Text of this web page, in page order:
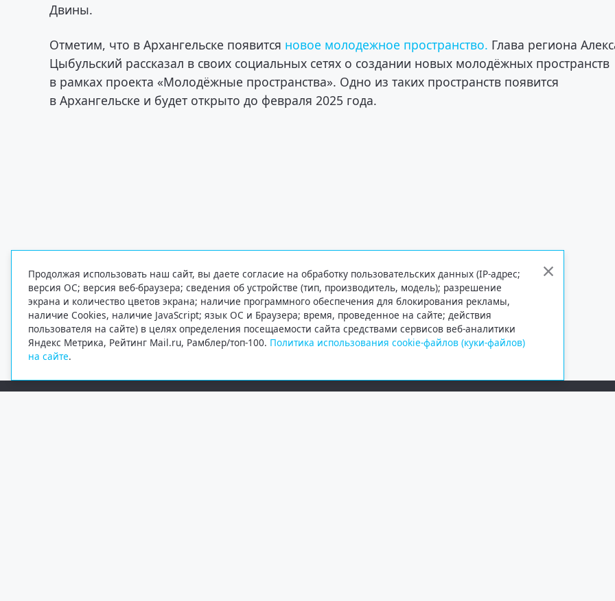
Двины.
Отметим, что в Архангельске появится новое молодежное пространство. Глава региона
Цыбульский рассказал в своих социальных сетях о создании новых молодёжных пространств
в рамках проекта «Молодёжные пространства». Одно из таких пространств появится
в Архангельске и будет открыто до февраля 2025 года.
Продолжая использовать наш сайт, вы даете согласие на обработку пользовательских данных (IP-адрес;
версия ОС; версия веб-браузера; сведения об устройстве (тип, производитель, модель); разрешение
экрана и количество цветов экрана; наличие программного обеспечения для блокирования рекламы,
наличие Cookies, наличие JavaScript; язык ОС и Браузера; время, проведенное на сайте; действия
пользователя на сайте) в целях определения посещаемости сайта средствами сервисов веб-аналитики
Яндекс Метрика, Рейтинг Mail.ru, Рамблер/топ-100. Политика использования cookie-файлов (куки-файлов)
на сайте.